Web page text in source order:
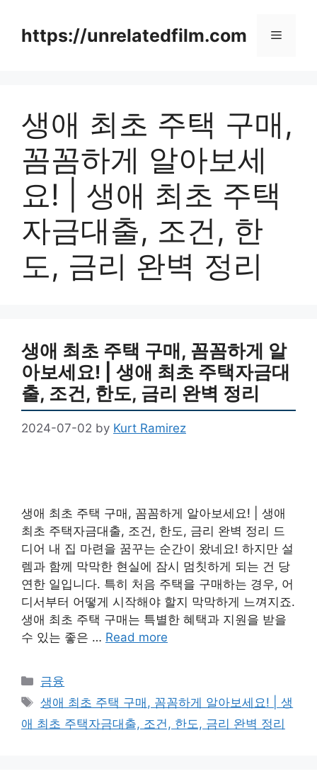
contenthttps://unrelatedfilm.com Menu
생애 최초 주택 구매,
꼼꼼하게 알아보세
요! | 생애 최초 주택
자금대출, 조건, 한
도, 금리 완벽 정리
생애 최초 주택 구매, 꼼꼼하게 알
아보세요! | 생애 최초 주택자금대
출, 조건, 한도, 금리 완벽 정리
2024-07-02 by Kurt Ramirez
생애 최초 주택 구매, 꼼꼼하게 알아보세요! | 생애
최초 주택자금대출, 조건, 한도, 금리 완벽 정리 드
디어 내 집 마련을 꿈꾸는 순간이 왔네요! 하지만 설
렘과 함께 막막한 현실에 잠시 멈칫하게 되는 건 당
연한 일입니다. 특히 처음 주택을 구매하는 경우, 어
디서부터 어떻게 시작해야 할지 막막하게 느껴지죠.
생애 최초 주택 구매는 특별한 혜택과 지원을 받을
수 있는 좋은 … Read more
Categories
금융
Tags
생애 최초 주택 구매, 꼼꼼하게 알아보세요! | 생
애 최초 주택자금대출, 조건, 한도, 금리 완벽 정리